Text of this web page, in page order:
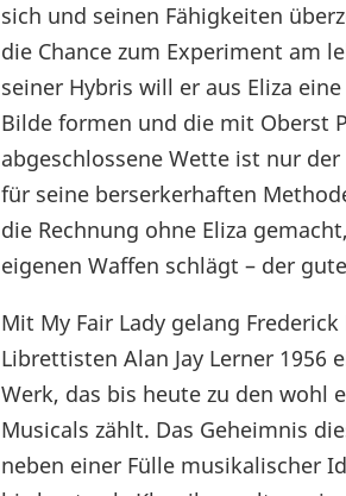
sich und seinen Fähigkeiten
die Chance zum Experiment am
seiner Hybris will er aus Eliza
Bilde formen und die mit Oberst
abgeschlossene Wette ist nur
für seine berserkerhaften
die Rechnung ohne Eliza
eigenen Waffen schlägt – der
Mit My Fair Lady gelang
Librettisten Alan Jay Lerner 1956
Werk, das bis heute zu den wohl
Musicals zählt. Das Geheimnis
neben einer Fülle musikalischer